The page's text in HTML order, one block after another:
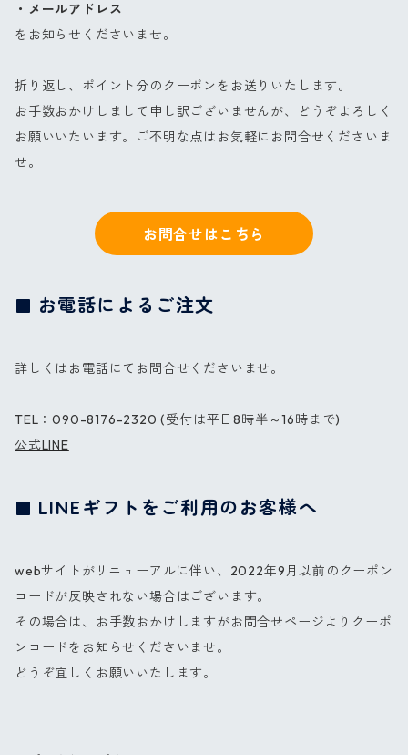
・メールアドレス
をお知らせくださいませ。
折り返し、ポイント分のクーポンをお送りいたします。
お手数おかけしまして申し訳ございませんが、どうぞよろしく
お願いいたいます。ご不明な点はお気軽にお問合せくださいま
せ。
お問合せはこちら
お電話によるご注文
詳しくはお電話にてお問合せくださいませ。
TEL：090-8176-2320 (受付は平日8時半～16時まで)
公式LINE
LINEギフトをご利用のお客様へ
webサイトがリニューアルに伴い、2022年9月以前のクーポン
コードが反映されない場合はございます。
その場合は、お手数おかけしますがお問合せページよりクーポ
ンコードをお知らせくださいませ。
どうぞ宜しくお願いいたします。